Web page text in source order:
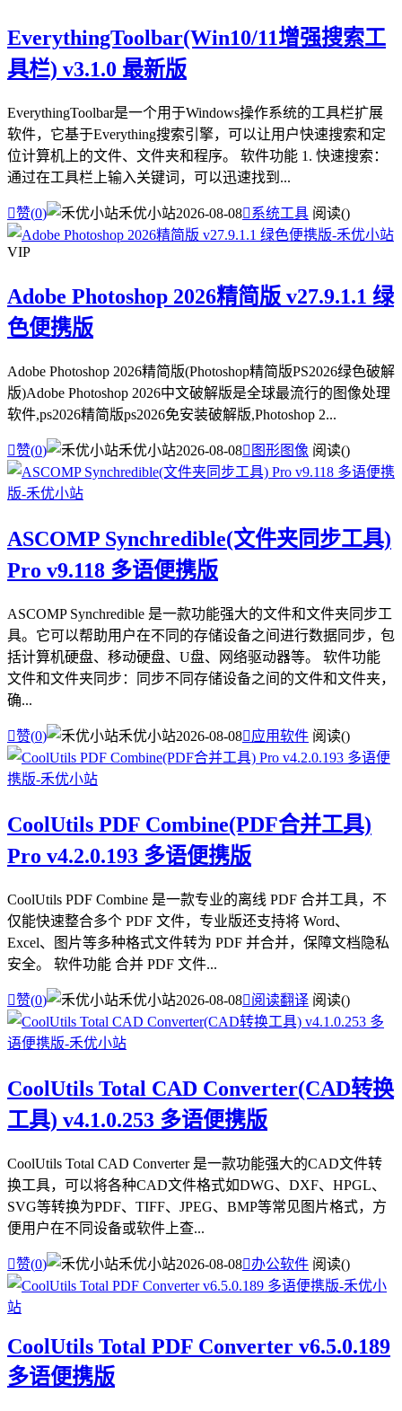
EverythingToolbar(Win10/11增强搜索工
具栏) v3.1.0 最新版
EverythingToolbar是一个用于Windows操作系统的工具栏扩展
软件，它基于Everything搜索引擎，可以让用户快速搜索和定
位计算机上的文件、文件夹和程序。 软件功能 1. 快速搜索：
通过在工具栏上输入关键词，可以迅速找到...
赞(0) 禾优小站2026-08-08系统工具 阅读()
VIP
Adobe Photoshop 2026精简版 v27.9.1.1 绿
色便携版
Adobe Photoshop 2026精简版(Photoshop精简版PS2026绿色破解
版)Adobe Photoshop 2026中文破解版是全球最流行的图像处理
软件,ps2026精简版ps2026免安装破解版,Photoshop 2...
赞(0) 禾优小站2026-08-08 图形图像 阅读()
ASCOMP Synchredible(文件夹同步工具)
Pro v9.118 多语便携版
ASCOMP Synchredible 是一款功能强大的文件和文件夹同步工
具。它可以帮助用户在不同的存储设备之间进行数据同步，包
括计算机硬盘、移动硬盘、U盘、网络驱动器等。 软件功能
文件和文件夹同步：同步不同存储设备之间的文件和文件夹，
确...
赞(0) 禾优小站2026-08-08应用软件 阅读()
CoolUtils PDF Combine(PDF合并工具)
Pro v4.2.0.193 多语便携版
CoolUtils PDF Combine 是一款专业的离线 PDF 合并工具，不
仅能快速整合多个 PDF 文件，专业版还支持将 Word、
Excel、图片等多种格式文件转为 PDF 并合并，保障文档隐私
安全。 软件功能 合并 PDF 文件...
赞(0) 禾优小站2026-08-08阅读翻译 阅读()
CoolUtils Total CAD Converter(CAD转换
工具) v4.1.0.253 多语便携版
CoolUtils Total CAD Converter 是一款功能强大的CAD文件转
换工具，可以将各种CAD文件格式如DWG、DXF、HPGL、
SVG等转换为PDF、TIFF、JPEG、BMP等常见图片格式，方
便用户在不同设备或软件上查...
赞(0) 禾优小站2026-08-08办公软件 阅读()
CoolUtils Total PDF Converter v6.5.0.189
多语便携版